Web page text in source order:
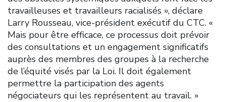
travailleuses et travailleurs racialisés », déclare
Larry Rousseau, vice-président exécutif du CTC. «
Mais pour être efficace, ce processus doit prévoir
des consultations et un engagement significatifs
auprès des membres des groupes à la recherche
de l’équité visés par la Loi. Il doit également
permettre la participation des agents
négociateurs qui les représentent au travail. »